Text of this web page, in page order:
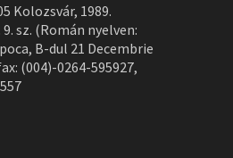
Kolozsvár, 1989.
sz. (Román nyelven:
B-dul 21 Decembrie
(004)-0264-595927,